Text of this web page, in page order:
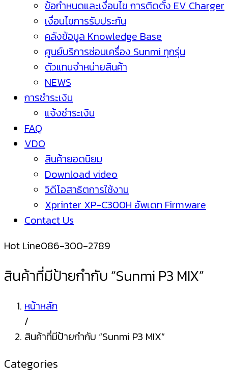
ข้อกำหนดและเงื่อนไข การติดตั้ง EV Charger
เงื่อนไขการรับประกัน
คลังข้อมูล Knowledge Base
ศูนย์บริการซ่อมเครื่อง Sunmi ทุกรุ่น
ตัวแทนจำหน่ายสินค้า
NEWS
การชำระเงิน
แจ้งชำระเงิน
FAQ
VDO
สินค้ายอดนิยม
Download video
วิดีโอสาธิตการใช้งาน
Xprinter XP-C300H อัพเดท Firmware
Contact Us
Hot Line086-300-2789
สินค้าที่มีป้ายกำกับ “Sunmi P3 MIX”
หน้าหลัก
/
สินค้าที่มีป้ายกำกับ “Sunmi P3 MIX”
Categories